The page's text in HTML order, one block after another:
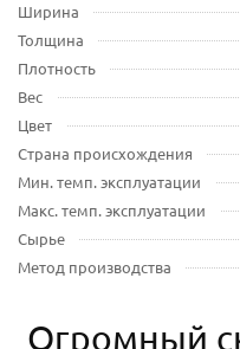
Ширина
Толщина
Плотность
Вес
Цвет
Страна происхождения
Мин. темп. эксплуатации
Макс. темп. эксплуатации
Сырье
Метод производства
Огромный